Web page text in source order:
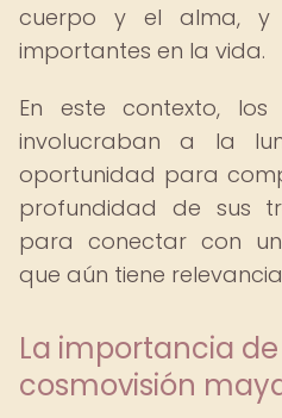
cuerpo y el alma, y
importantes en la vida.
En este contexto,
involucraban a la
oportunidad para
profundidad de sus
para conectar con
que aún tiene
La importancia
cosmovisión